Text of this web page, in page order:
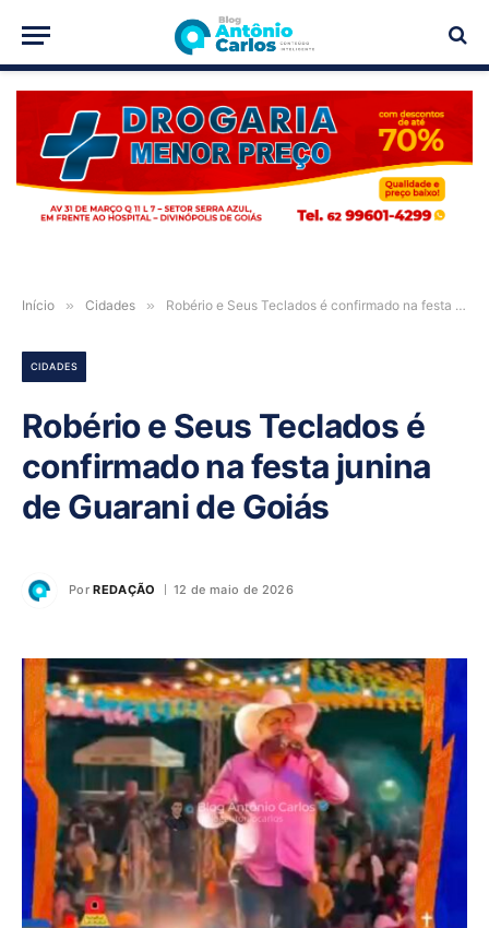
PUBLICIDADE
Início » Cidades » Robério e Seus Teclados é confirmado na festa junina de Guarani de Goiás
CIDADES
Robério e Seus Teclados é
confirmado na festa junina
de Guarani de Goiás
Por REDAÇÃO 12 de maio de 2026